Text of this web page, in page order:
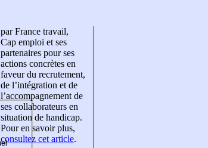
par France travail,
Cap emploi et ses
partenaires pour ses
actions concrètes en
faveur du recrutement,
de l’intégration et de
l’accompagnement de
ses collaborateurs en
situation de handicap.
Pour en savoir plus,
consultez cet article.